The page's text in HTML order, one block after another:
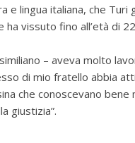
e lingua italiana, che
vissuto fino all’età di
– aveva molto
di mio fratello abbia
che conoscevano
giustizia”.